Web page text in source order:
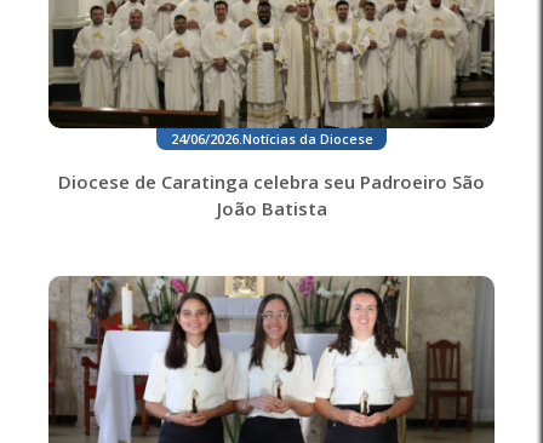
24/06/2026. Notícias da Diocese
Diocese de Caratinga celebra seu Padroeiro São
João Batista